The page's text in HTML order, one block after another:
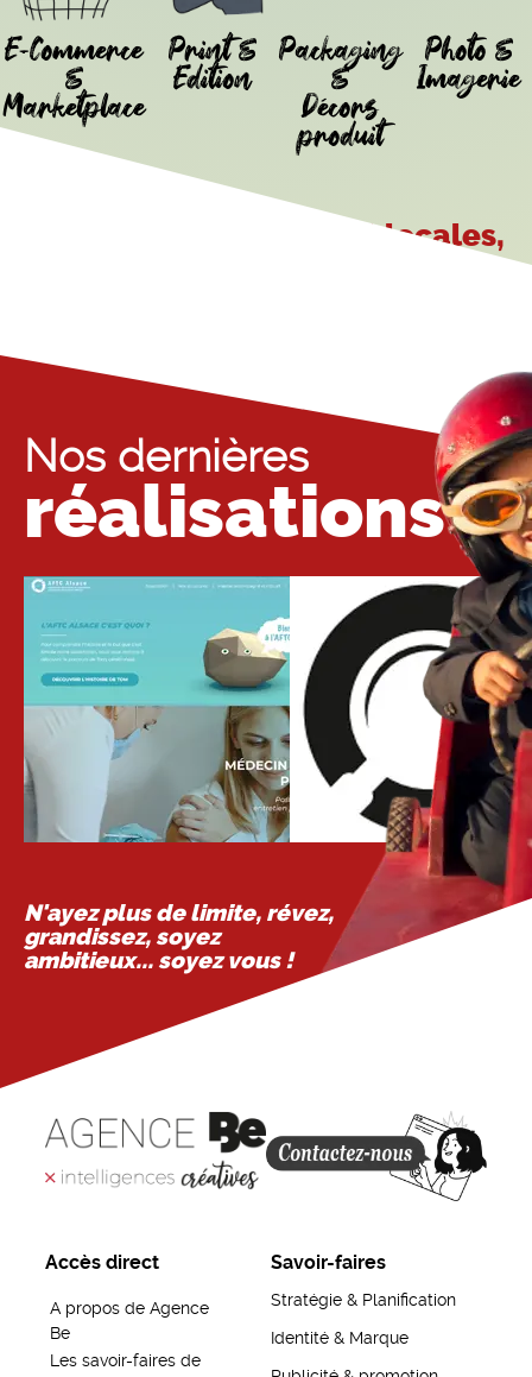
E-Commerce
&
Marketplace
Print &
Edition
Packaging
&
Décors
produit
Photo &
Imagerie
Entreprise, collectivité locales,
Briefez-nous
LAISSEZ-NOUS DONNER VIE À VOS PROJETS
Nos dernières
réalisations
N'ayez plus de limite, révez,
grandissez, soyez
ambitieux... soyez vous !
Accès direct
A propos de Agence
Be
Les savoir-faires de
Savoir-faires
Stratégie & Planification
Identité & Marque